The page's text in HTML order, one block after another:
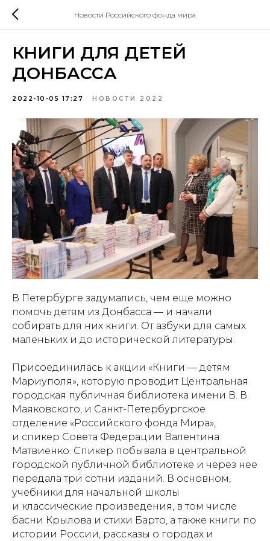
Новости Российского фонда мира
КНИГИ ДЛЯ ДЕТЕЙ
ДОНБАССА
2022-10-05 17:27 НОВОСТИ 2022
В Петербурге задумались, чем еще можно
помочь детям из Донбасса — и начали
собирать для них книги. От азбуки для самых
маленьких и до исторической литературы.
Присоединилась к акции «Книги — детям
Мариуполя», которую проводит Центральная
городская публичная библиотека имени В. В.
Маяковского, и Санкт-Петербургское
отделение «Российского фонда Мира»,
и спикер Совета Федерации Валентина
Матвиенко. Спикер побывала в центральной
городской публичной библиотеке и через нее
передала три сотни изданий. В основном,
учебники для начальной школы
и классические произведения, в том числе
басни Крылова и стихи Барто, а также книги по
истории России, рассказы о городах и